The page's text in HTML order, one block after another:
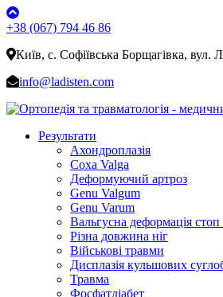
+38 (067) 794 46 86
Київ, с. Софіївська Борщагівка, вул.
info@ladisten.com
Результати
Ахондроплазія
Coxa Valga
Деформуючий артроз
Genu Valgum
Genu Varum
Вальгусна деформація
Різна довжина ніг
Військові травми
Дисплазія кульшових
Травма
Фосфатдіабет